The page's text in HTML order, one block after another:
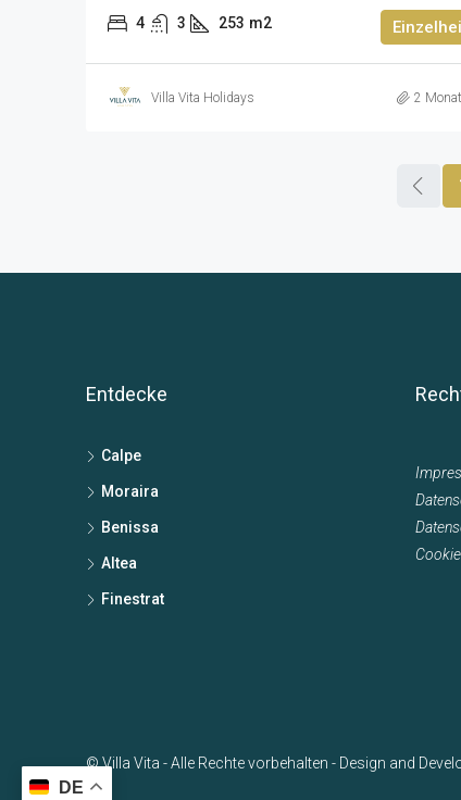
4 3 253 m2
Villa Vita Holidays 2
Entdecke
Calpe
Moraira
Benissa
Altea
Finestrat
© Villa Vita - Alle Rechte vorbehalten - Design and
DE